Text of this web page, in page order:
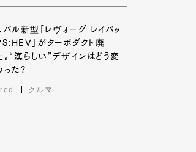
バル新型「レヴォーグ レイバッ
S:HEV」がターボダクト廃
。“漢らしい”デザインはどう変
った?
クルマ